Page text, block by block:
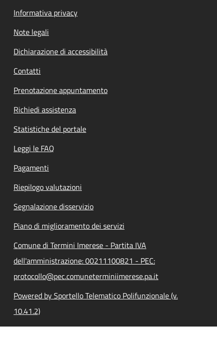
Informativa privacy
Note legali
Dichiarazione di accessibilità
Contatti
Prenotazione appuntamento
Richiedi assistenza
Statistiche del portale
Leggi le FAQ
Pagamenti
Riepilogo valutazioni
Segnalazione disservizio
Piano di miglioramento dei servizi
Comune di Termini Imerese - Partita IVA
dell'amministrazione: 00211100821 - PEC:
protocollo@pec.comuneterminiimerese.pa.it
Powered by Sportello Telematico Polifunzionale (v.
10.41.2)